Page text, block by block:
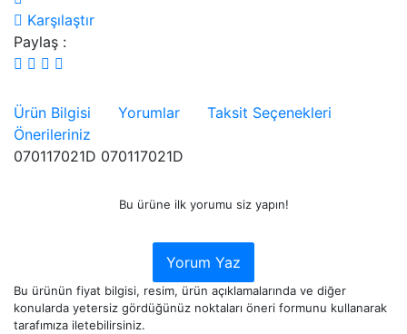
Karşılaştır
Paylaş :
Ürün Bilgisi Yorumlar
Taksit Seçenekleri
Önerileriniz
070117021D 070117021D
Bu ürüne ilk yorumu siz yapın!
Yorum Yaz
Bu ürünün fiyat bilgisi, resim, ürün açıklamalarında ve diğer
konularda yetersiz gördüğünüz noktaları öneri formunu kullanarak
tarafımıza iletebilirsiniz.